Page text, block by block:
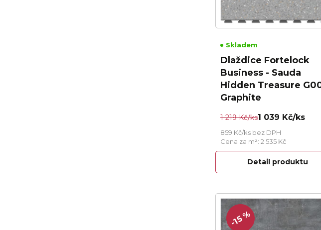
Skladem
Dlaždice Fortelock
Business - Sauda
Hidden Treasure
Graphite
1 219 Kč/ks1 039 Kč/ks
859 Kč/ks bez DPH
Cena za m²: 2 535 Kč
Detail produktu
-15 %